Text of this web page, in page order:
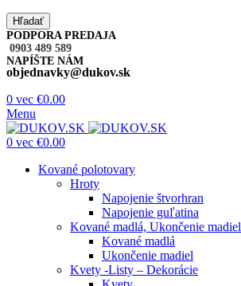
Hľadať
PODPORA PREDAJA
0903 489 589
NAPÍŠTE NÁM
objednavky@dukov.sk
0 vec €0.00
Menu
0 vec €0.00
Kované polotovary
Hroty
Napojenie štvorhran
Napojenie guľatina
Kované madlá, Ukončenie madiel
Kované madlá
Ukončenie madiel
Kvety -Listy – Dekorácie